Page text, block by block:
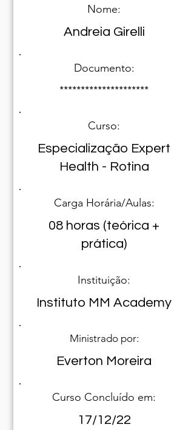
Nome:
Andreia Girelli
Documento:
*********************
Curso:
Especialização Expert
Health - Rotina
Carga Horária/Aulas:
08 horas (teórica +
prática)
Instituição:
Instituto MM Academy
Ministrado por:
Everton Moreira
Curso Concluído em:
17/12/22